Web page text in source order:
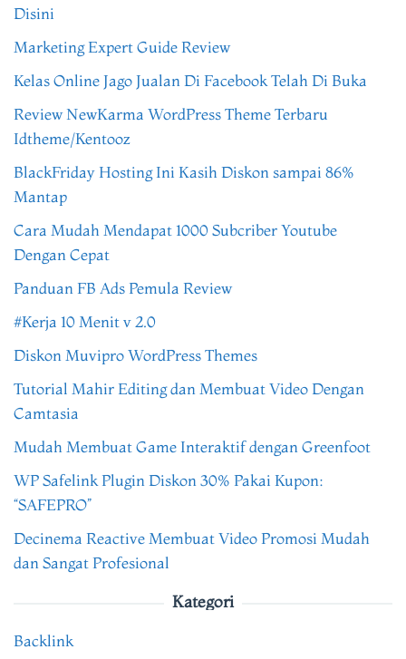
Disini
Marketing Expert Guide Review
Kelas Online Jago Jualan Di Facebook Telah Di Buka
Review NewKarma WordPress Theme Terbaru
Idtheme/Kentooz
BlackFriday Hosting Ini Kasih Diskon sampai 86%
Mantap
Cara Mudah Mendapat 1000 Subcriber Youtube
Dengan Cepat
Panduan FB Ads Pemula Review
#Kerja 10 Menit v 2.0
Diskon Muvipro WordPress Themes
Tutorial Mahir Editing dan Membuat Video Dengan
Camtasia
Mudah Membuat Game Interaktif dengan Greenfoot
WP Safelink Plugin Diskon 30% Pakai Kupon:
“SAFEPRO”
Decinema Reactive Membuat Video Promosi Mudah
dan Sangat Profesional
Kategori
Backlink